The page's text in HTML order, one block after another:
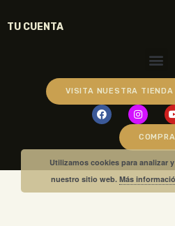
TU CUENTA
VISITA NUESTRA TIENDA
Utilizamos cookies para analizar
nuestro sitio web.Más